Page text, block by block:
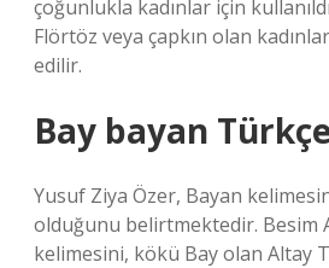
çoğunlukla kadınlar için
Flörtöz veya çapkın olan
edilir.
Bay bayan
Yusuf Ziya Özer, Bayan
olduğunu belirtmektedir. Besim
kelimesini, kökü Bay olan Altay